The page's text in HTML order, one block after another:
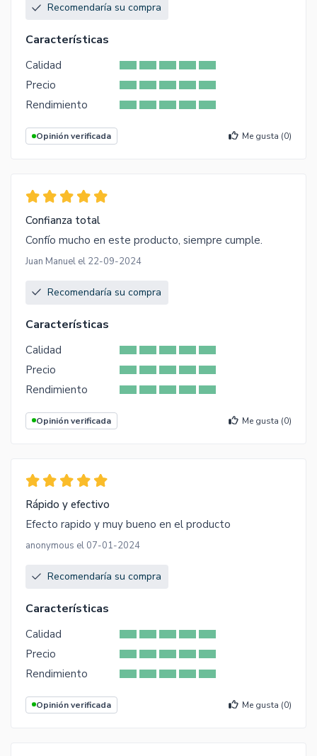
Recomendaría su compra
Características
Calidad
Precio
Rendimiento
Opinión verificada Me gusta (0)
Confianza total
Confío mucho en este producto, siempre cumple.
Juan Manuel el 22-09-2024
Recomendaría su compra
Características
Calidad
Precio
Rendimiento
Opinión verificada Me gusta (0)
Rápido y efectivo
Efecto rapido y muy bueno en el producto
anonymous el 07-01-2024
Recomendaría su compra
Características
Calidad
Precio
Rendimiento
Opinión verificada Me gusta (0)